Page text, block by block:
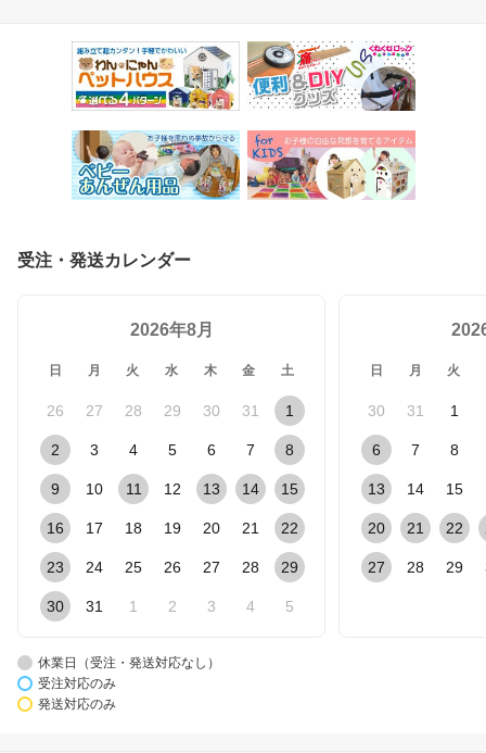
受注・発送カレンダー
2026年8月
日 月 火 水 木 金 土
26 27 28 29 30 31 1
2 3 4 5 6 7 8
9 10 11 12 13 14 15
16 17 18 19 20 21 22
23 24 25 26 27 28 29
30 31 1 2 3 4 5
日 月 火
30 31 1
6 7 8
13 14 15
20 21 22
27 28 29
休業日（受注・発送対応なし）
受注対応のみ
発送対応のみ